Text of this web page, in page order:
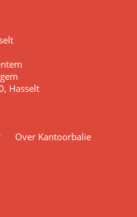
Hasselt
Over Kantoorbalie